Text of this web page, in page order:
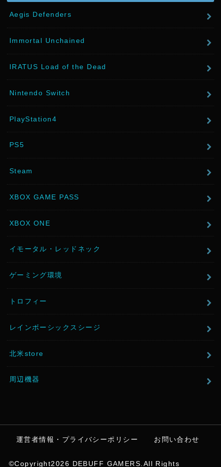
Aegis Defenders
Immortal Unchained
IRATUS Load of the Dead
Nintendo Switch
PlayStation4
PS5
Steam
XBOX GAME PASS
XBOX ONE
イモータル・レッドネック
ゲーミング環境
トロフィー
レインボーシックスシージ
北米store
周辺機器
運営者情報・プライバシーポリシー お問い合わせ
©Copyright2026 DEBUFF GAMERS .All Rights